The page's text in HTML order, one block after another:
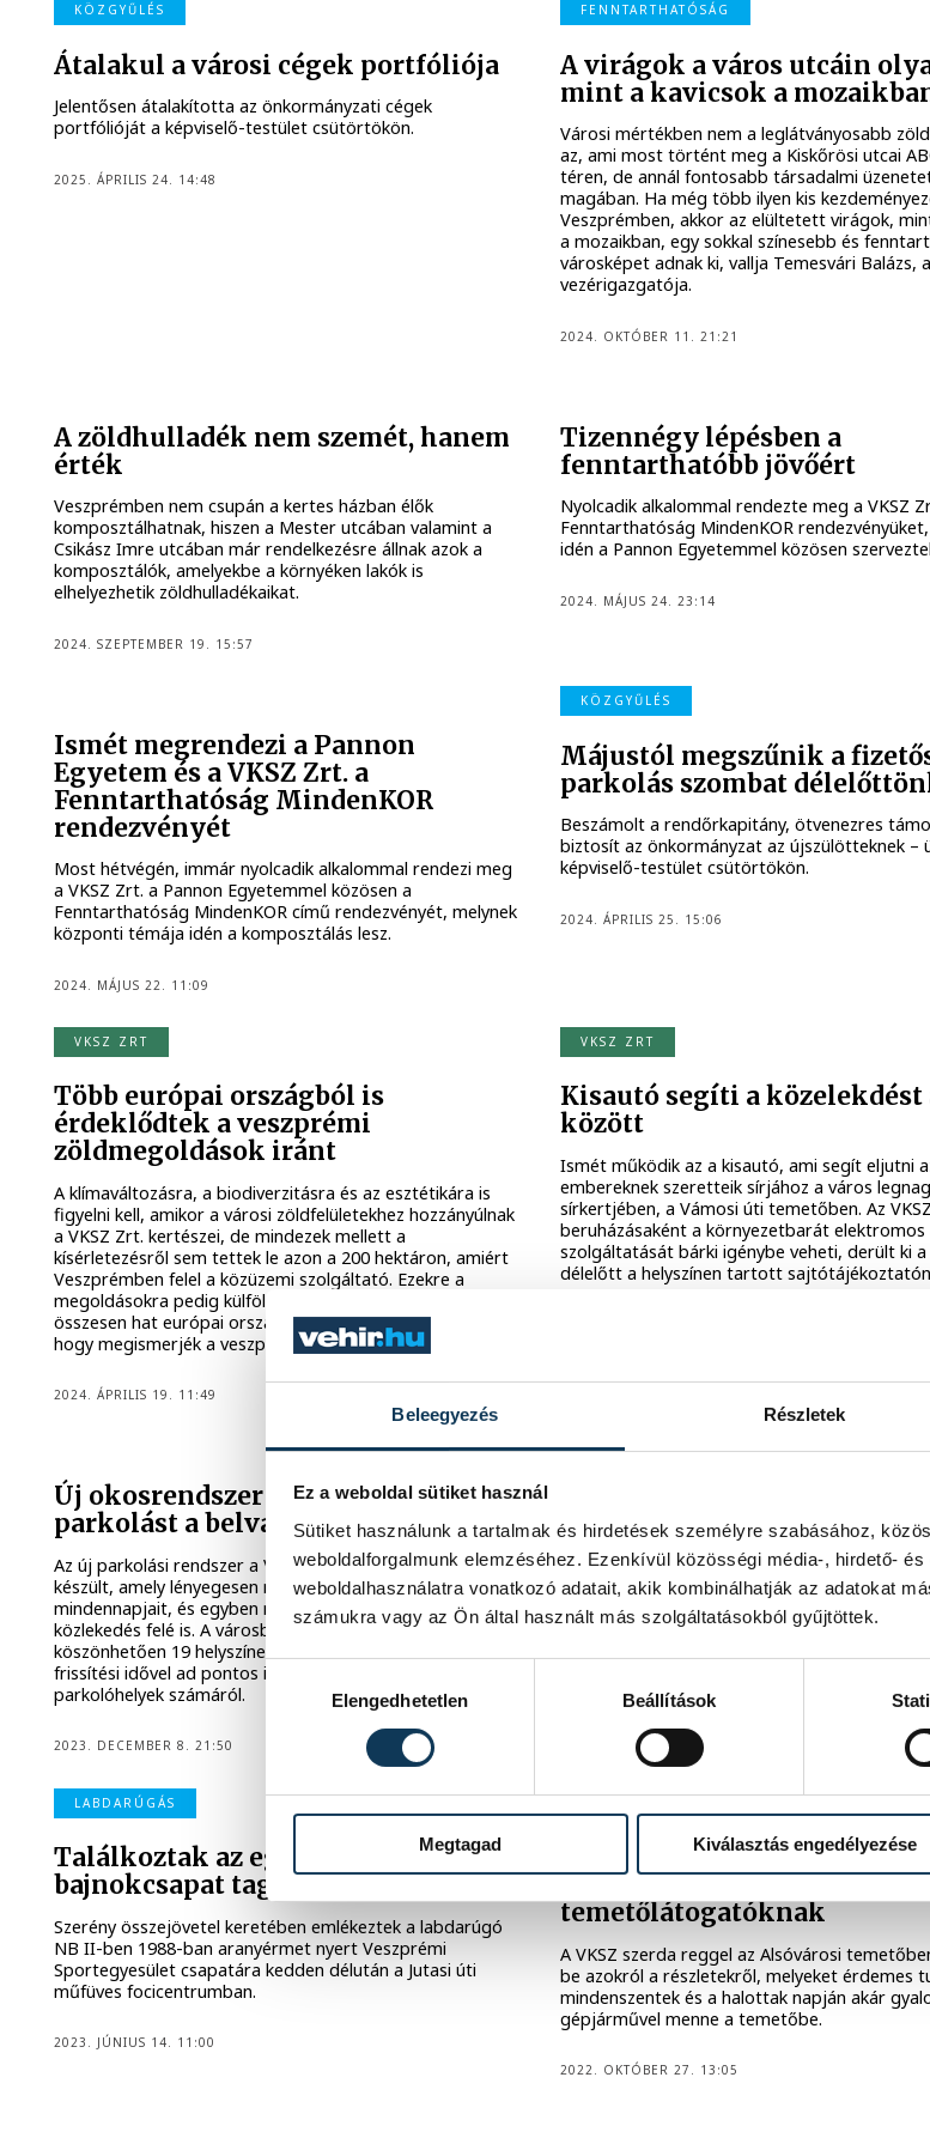
Beleegyezés Részletek
Ez a weboldal sütiket használ
Sütiket használunk a tartalmak és hirdetések személyre szabásához,
weboldalforgalmunk elemzéséhez. Ezenkívül közösségi média-, hirdető-
weboldalhasználatra vonatkozó adatait, akik kombinálhatják az adatokat
számukra vagy az Ön által használt más szolgáltatásokból gyűjtöttek.
Hozzájárulás kiválasztása
Elengedhetetlen
Beállítások
Megtagad Kiválasztás engedélyezése
KÖZGYŰLÉS
Átalakul a városi cégek portfóliója
Jelentősen átalakította az önkormányzati cégek
portfólióját a képviselő-testület csütörtökön.
2025. ÁPRILIS 24. 14:48
FENNTARTHATÓSÁG
A virágok a város utcáin
mint a kavicsok a
Városi mértékben nem a leglátványosabb
az, ami most történt meg a Kiskőrösi utcai
téren, de annál fontosabb társadalmi
magában. Ha még több ilyen kis
Veszprémben, akkor az elültetett virágok,
a mozaikban, egy sokkal színesebb és
városképet adnak ki, vallja Temesvári Balázs,
vezérigazgatója.
2024. OKTÓBER 11. 21:21
A zöldhulladék nem szemét, hanem
érték
Veszprémben nem csupán a kertes házban élők
komposztálhatnak, hiszen a Mester utcában valamint a
Csikász Imre utcában már rendelkezésre állnak azok a
komposztálók, amelyekbe a környéken lakók is
elhelyezhetik zöldhulladékaikat.
2024. SZEPTEMBER 19. 15:57
Tizennégy lépésben a
fenntarthatóbb jövőért
Nyolcadik alkalommal rendezte meg a VKSZ
Fenntarthatóság MindenKOR
idén a Pannon Egyetemmel közösen
2024. MÁJUS 24. 23:14
Ismét megrendezi a Pannon
Egyetem és a VKSZ Zrt. a
Fenntarthatóság MindenKOR
rendezvényét
Most hétvégén, immár nyolcadik alkalommal rendezi meg
a VKSZ Zrt. a Pannon Egyetemmel közösen a
Fenntarthatóság MindenKOR című rendezvényét, melynek
központi témája idén a komposztálás lesz.
2024. MÁJUS 22. 11:09
KÖZGYŰLÉS
Májustól megszűnik a
parkolás szombat
Beszámolt a rendőrkapitány, ötvenezres
biztosít az önkormányzat az újszülötteknek –
képviselő-testület csütörtökön.
2024. ÁPRILIS 25. 15:06
VKSZ ZRT
Több európai országból is
érdeklődtek a veszprémi
zöldmegoldások iránt
A klímaváltozásra, a biodiverzitásra és az esztétikára is
figyelni kell, amikor a városi zöldfelületekhez hozzányúlnak
a VKSZ Zrt. kertészei, de mindezek mellett a
kísérletezésről sem tettek le azon a 200 hektáron, amiért
Veszprémben felel a közüzemi szolgáltató. Ezekre a
megoldásokra pedig külföldről is kíváncsiak, csütörtökön
összesen hat európai országból érkeztek szakemberek,
hogy megismerjék a veszprémi megoldásokat.
2024. ÁPRILIS 19. 11:49
VKSZ ZRT
Kisautó segíti a közelekdést
között
Ismét működik az a kisautó, ami segít eljutni
embereknek szeretteik sírjához a város
sírkertjében, a Vámosi úti temetőben. Az
beruházásaként a környezetbarát elektromos
szolgáltatását bárki igénybe veheti, derült ki
délelőtt a helyszínen tartott
Új okosrendszer könnyíti meg a
parkolást a belvárosban
Az új parkolási rendszer a VKSZ Zrt. beruházásában
készült, amely lényegesen megkönnyíti az autósok
mindennapjait, és egyben nagy lépés a környezetbarát
közlekedés felé is. A városban kialakított rendszernek
köszönhetően 19 helyszínen 47 kamera, két perces
frissítési idővel ad pontos információkat a szabad
parkolóhelyek számáról.
2023. DECEMBER 8. 21:50
játszani és kikapcsolódni
Veszprémben
Közel százmillió forintos EKF-támogatással
illetve bővítette a közösségi- és játszótereket
LABDARÚGÁS
Találkoztak az egykori
bajnokcsapat tagjai
Szerény összejövetel keretében emlékeztek a labdarúgó
NB II-ben 1988-ban aranyérmet nyert Veszprémi
Sportegyesület csapatára kedden délután a Jutasi úti
műfüves focicentrumban.
2023. JÚNIUS 14. 11:00
Közeleg a halottak napja, íme
temetőlátogatóknak
A VKSZ szerda reggel az Alsóvárosi
be azokról a részletekről, melyeket érdemes
mindenszentek és a halottak napján akár
gépjárművel menne a temetőbe.
2022. OKTÓBER 27. 13:05